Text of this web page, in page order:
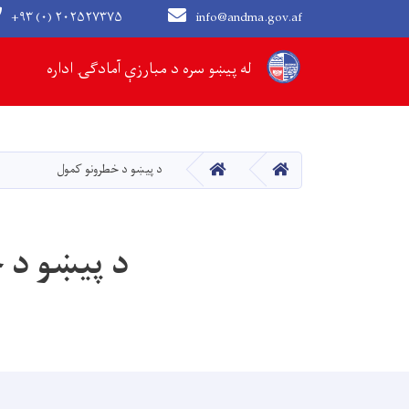
له پیښو سره د مبارزې آمادګۍ اداره
info@andma.gov.af +۹۳ (۰) ۲۰۲۵۲۷۳۷۵
Main navigation
کور کور د پیښو د خطرونو کمول
د پیښو